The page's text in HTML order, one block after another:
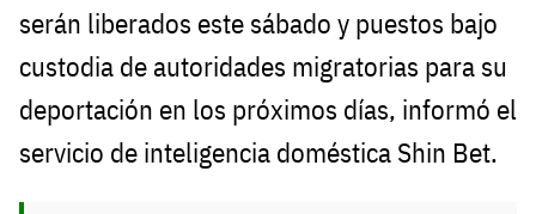
serán liberados este sábado y puestos bajo
custodia de autoridades migratorias para su
deportación en los próximos días, informó el
servicio de inteligencia doméstica Shin Bet.